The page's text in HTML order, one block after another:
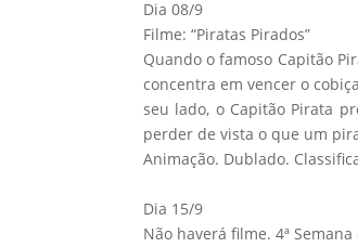
Dia 08/9
Filme: “Piratas Pirados”
Quando o famoso Capitão
concentra em vencer o
seu lado, o Capitão Pirata
perder de vista o que um
Animação. Dublado.
Dia 15/9
Não haverá filme. 4ª